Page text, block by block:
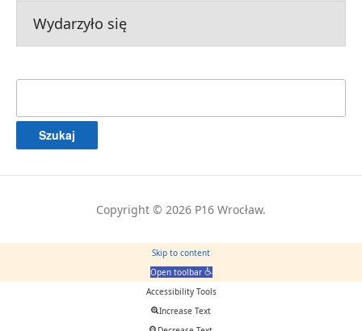
Wydarzyło się
Copyright © 2026 P16 Wrocław.
Skip to content
Open toolbar
Accessibility Tools
Increase Text